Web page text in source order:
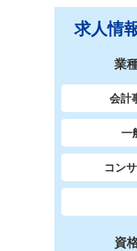
求人情
業
会計
一
コン
資